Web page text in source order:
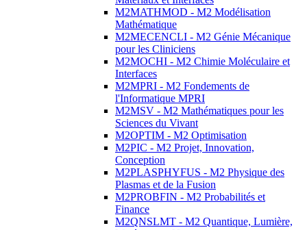
M2MATHMOD - M2 Modélisation
Mathématique
M2MECENCLI - M2 Génie Mécanique
pour les Cliniciens
M2MOCHI - M2 Chimie Moléculaire et
Interfaces
M2MPRI - M2 Fondements de
l'Informatique MPRI
M2MSV - M2 Mathématiques pour les
Sciences du Vivant
M2OPTIM - M2 Optimisation
M2PIC - M2 Projet, Innovation,
Conception
M2PLASPHYFUS - M2 Physique des
Plasmas et de la Fusion
M2PROBFIN - M2 Probabilités et
Finance
M2QNSLMT - M2 Quantique, Lumière,